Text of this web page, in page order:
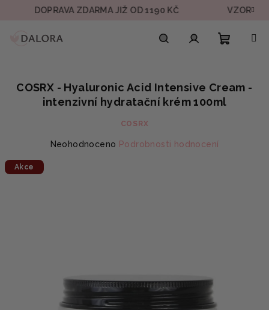
DOPRAVA ZDARMA JIŽ OD 1190 KČ VZOREK V
košík
COSRX - Hyaluronic Acid Intensive Cream -
intenzivní hydratační krém 100ml
COSRX
Průměrné
Neohodnoceno Podrobnosti hodnocení
Akce